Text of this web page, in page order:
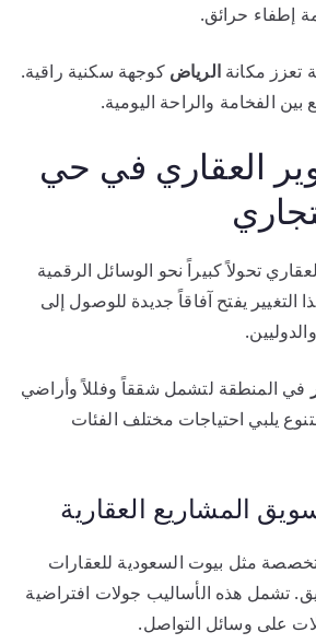
إطفاء حرائق.
تعزز مكانةالرياض كوجهة سكنية راقية.
بين الفخامة والراحة اليومية.
العقاري في حي
تحولاً كبيراً نحو الوسائل الرقمية
التغيير يفتح آفاقاً جديدة للوصول إلى
في المنطقة لتشمل شققاً وفللاً وأراضي
يلبي احتياجات مختلف الفئات
المشاريع العقارية
مثل بيوت السعودية للعقارات
تشمل هذه الأساليب جولات افتراضية
على وسائل التواصل.